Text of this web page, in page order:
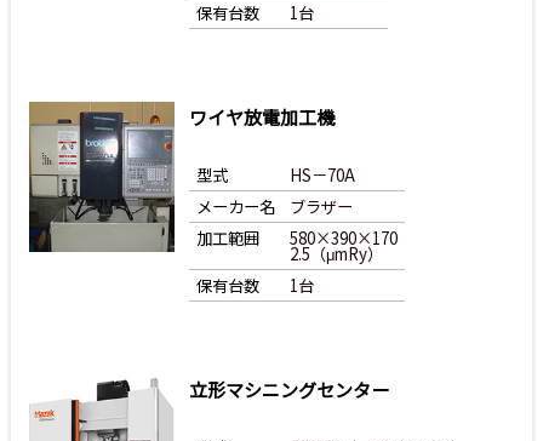
保有台数
1台
ワイヤ放電加工機
型式
HS－70A
メーカー名
ブラザー
加工範囲
580×390×170
2.5（μmRy）
保有台数
1台
立形マシニングセンター